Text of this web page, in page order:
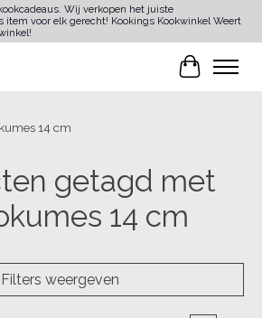
Wij verkopen het juiste
item voor elk gerecht! Kookings Kookwinkel Weert
14 cm
getagd met
14 cm
Filters weergeven